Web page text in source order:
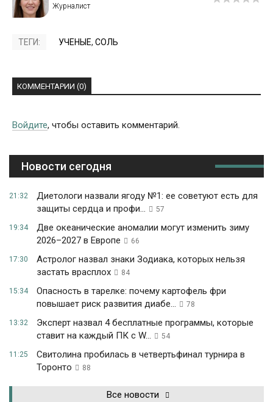
ТЕГИ: УЧЕНЫЕ, СОЛЬ
КОММЕНТАРИИ (0)
Войдите, чтобы оставить комментарий.
Новости сегодня
21:32
Диетологи назвали ягоду №1: ее советуют есть для
защиты сердца и профи...
57
19:34
Две океанические аномалии могут изменить зиму
2026–2027 в Европе
66
17:30
Астролог назвал знаки Зодиака, которых нельзя
застать врасплох
84
15:34
Опасность в тарелке: почему картофель фри
повышает риск развития диабе...
78
13:32
Эксперт назвал 4 бесплатные программы, которые
ставит на каждый ПК с W...
54
11:25
Свитолина пробилась в четвертьфинал турнира в
Торонто
88
Все новости